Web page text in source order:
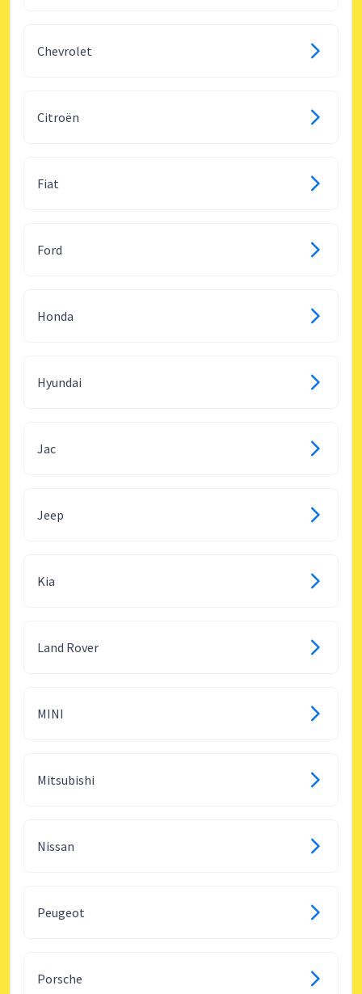
Chevrolet
Citroën
Fiat
Ford
Honda
Hyundai
Jac
Jeep
Kia
Land Rover
MINI
Mitsubishi
Nissan
Peugeot
Porsche